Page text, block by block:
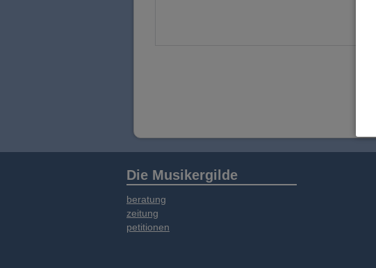
Die Musikergilde
beratung
zeitung
petitionen